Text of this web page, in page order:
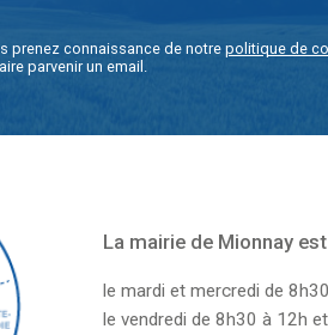
prenez connaissance de notre politique de
parvenir un email.
La mairie de Mionnay
le mardi et mercredi de
le vendredi de 8h30 à 12h